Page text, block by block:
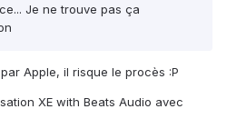
Je ne trouve pas ça
Apple, il risque le procès :P
XE with Beats Audio avec